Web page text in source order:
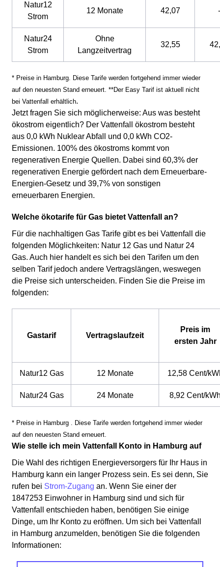
Natur12
Strom
12 Monate 42,07 -
Natur24
Strom
Ohne
Langzeitvertrag
32,55
* Preise in Hamburg. Diese Tarife werden fortgehend immer wieder
auf den neuesten Stand erneuert. **Der Easy Tarif ist aktuell nicht
bei Vattenfall erhältlich.
Jetzt fragen Sie sich möglicherweise: Aus was besteht
ökostrom eigentlich? Der Vattenfall ökostrom besteht
aus 0,0 kWh Nuklear Abfall und 0,0 kWh CO2-
Emissionen. 100% des ökostroms kommt von
regenerativen Energie Quellen. Dabei sind 60,3% der
regenerativen Energie gefördert nach dem Erneuerbare-
Energien-Gesetz und 39,7% von sonstigen
erneuerbaren Energien.
Welche ökotarife für Gas bietet Vattenfall an?
Für die nachhaltigen Gas Tarife gibt es bei Vattenfall die
folgenden Möglichkeiten: Natur 12 Gas und Natur 24
Gas. Auch hier handelt es sich bei den Tarifen um den
selben Tarif jedoch andere Vertragslängen, weswegen
die Preise sich unterscheiden. Finden Sie die Preise im
folgenden:
Gastarif Vertragslaufzeit
Preis im
ersten Jahr
Natur12 Gas 12 Monate 12,58 Cent/
Natur24 Gas 24 Monate 8,92 Cent/
* Preise in Hamburg . Diese Tarife werden fortgehend immer wieder
auf den neuesten Stand erneuert.
Wie stelle ich mein Vattenfall Konto in Hamburg auf
Die Wahl des richtigen Energieversorgers für Ihr Haus in
Hamburg kann ein langer Prozess sein. Es sei denn, Sie
rufen bei Strom-Zugang an. Wenn Sie einer der
1847253 Einwohner in Hamburg sind und sich für
Vattenfall entschieden haben, benötigen Sie einige
Dinge, um Ihr Konto zu eröffnen. Um sich bei Vattenfall
in Hamburg anzumelden, benötigen Sie die folgenden
Informationen: